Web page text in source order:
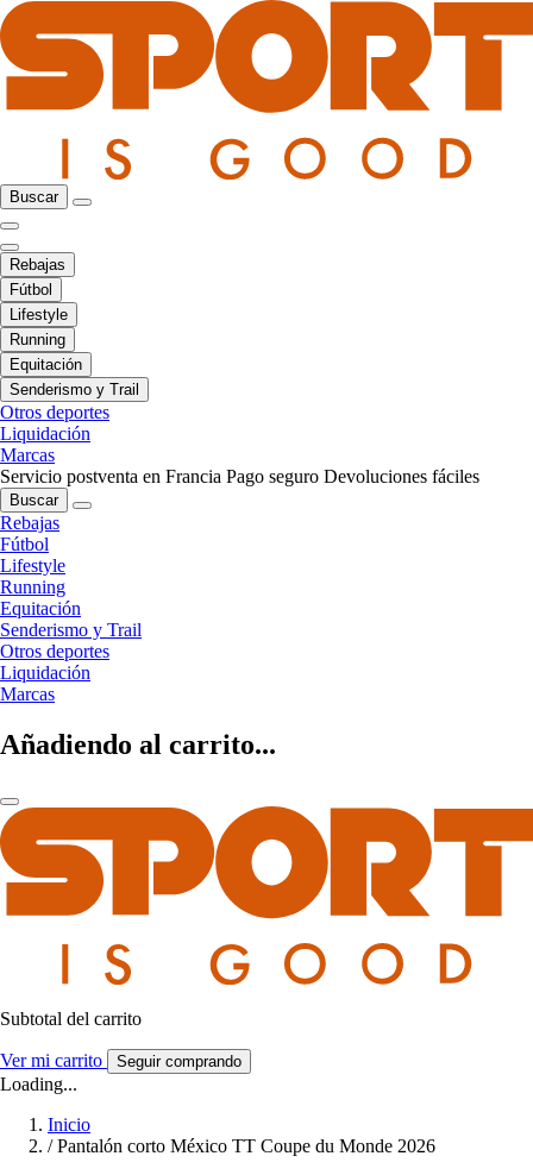
Buscar
Rebajas
Fútbol
Lifestyle
Running
Equitación
Senderismo y Trail
Otros deportes
Liquidación
Marcas
Servicio postventa en Francia Pago seguro Devoluciones fáciles
Buscar
Rebajas
Fútbol
Lifestyle
Running
Equitación
Senderismo y Trail
Otros deportes
Liquidación
Marcas
Añadiendo al carrito...
Subtotal del carrito
Ver mi carrito Seguir comprando
Loading...
Inicio
/ Pantalón corto México TT Coupe du Monde 2026